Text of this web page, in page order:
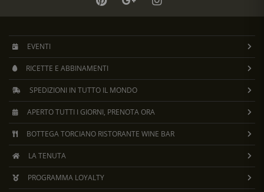
EVENTI
RICETTE E ABBINAMENTI
SPEDIZIONI IN TUTTO IL MONDO
APERTO TUTTI I GIORNI, PRENOTA ORA
BOTTEGA TORCIANO RISTORANTE WINE BAR
LA TENUTA
PROGRAMMA LOYALTY